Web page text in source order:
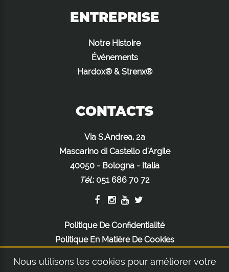
ENTREPRISE
Notre Histoire
Événements
Hardox® & Strenx®
CONTACTS
Via S.Andrea, 2a
Mascarino di Castello d'Argile
40050 - Bologna - Italia
Tél.: 051 686 70 72
Politique De Confidentialité
Politique En Matière De Cookies
Nous utilisons les cookies pour améliorer votre